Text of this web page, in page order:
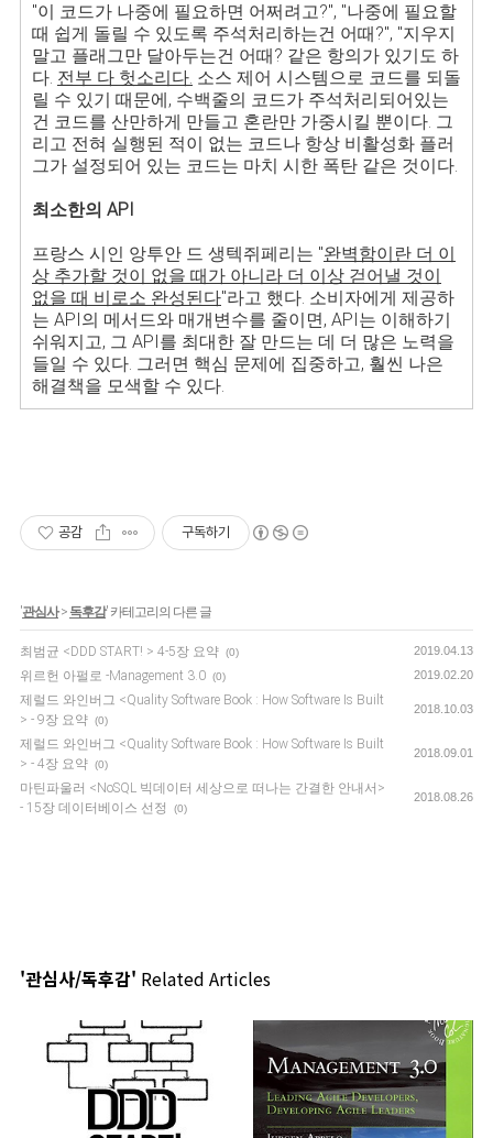
"이 코드가 나중에 필요하면 어쩌려고?", "나중에 필요할
때 쉽게 돌릴 수 있도록 주석처리하는건 어때?", "지우지
말고 플래그만 달아두는건 어때? 같은 항의가 있기도 하
다. 전부 다 헛소리다. 소스 제어 시스템으로 코드를 되돌
릴 수 있기 때문에, 수백줄의 코드가 주석처리되어있는
건 코드를 산만하게 만들고 혼란만 가중시킬 뿐이다. 그
리고 전혀 실행된 적이 없는 코드나 항상 비활성화 플러
그가 설정되어 있는 코드는 마치 시한 폭탄 같은 것이다.
최소한의 API
프랑스 시인 앙투안 드 생텍쥐페리는 "완벽함이란 더 이
상 추가할 것이 없을 때가 아니라 더 이상 걷어낼 것이
없을 때 비로소 완성된다"라고 했다. 소비자에게 제공하
는 API의 메서드와 매개변수를 줄이면, API는 이해하기
쉬워지고, 그 API를 최대한 잘 만드는 데 더 많은 노력을
들일 수 있다. 그러면 핵심 문제에 집중하고, 훨씬 나은
해결책을 모색할 수 있다.
공감 구독하기
'관심사> 독후감' 카테고리의 다른 글
최범균 <DDD START! > 4-5장 요약 (0) 2019.04.13
위르헌 아펄로 -Management 3.0 (0) 2019.02.20
제럴드 와인버그 <Quality Software Book : How Software Is Built
> - 9장 요약 (0)
2018.10.03
제럴드 와인버그 <Quality Software Book : How Software Is Built
> - 4장 요약 (0)
2018.09.01
마틴파울러 <NoSQL 빅데이터 세상으로 떠나는 간결한 안내서>
- 15장 데이터베이스 선정
(0)
2018.08.26
'관심사/독후감' Related Articles